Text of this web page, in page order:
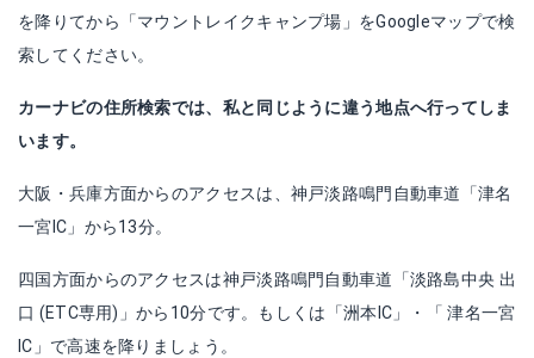
を降りてから「マウントレイクキャンプ場」をGoogleマップで検
索してください。
カーナビの住所検索では、私と同じように違う地点へ行ってしま
います。
大阪・兵庫方面からのアクセスは、神戸淡路鳴門自動車道「津名
一宮IC」から13分。
四国方面からのアクセスは神戸淡路鳴門自動車道「淡路島中央 出
口 (ETC専用)」から10分です。もしくは「洲本IC」・「 津名一宮
IC」で高速を降りましょう。